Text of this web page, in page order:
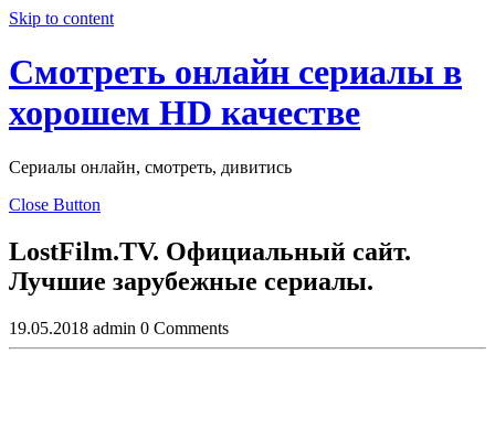
Skip to content
Смотреть онлайн сериалы в
хорошем HD качестве
Сериалы онлайн, смотреть, дивитись
Close Button
LostFilm.TV. Официальный сайт.
Лучшие зарубежные сериалы.
19.05.2018 admin 0 Comments